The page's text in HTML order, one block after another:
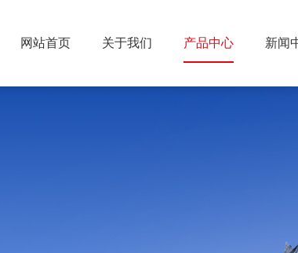
网站首页 关于我们 产品中心 新闻